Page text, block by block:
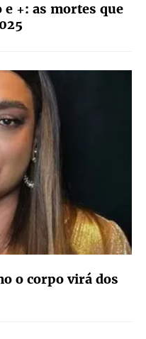
e +: as mortes que
o corpo virá dos